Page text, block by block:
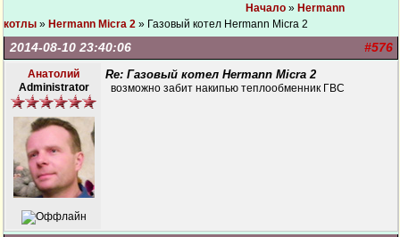
Начало » Hermann
котлы » Hermann Micra 2 » Газовый котел Hermann Micra 2
#576
2014-08-10 23:40:06
Анатолий
Administrator
Re: Газовый котел Hermann Micra 2
возможно забит накипью теплообменник ГВС